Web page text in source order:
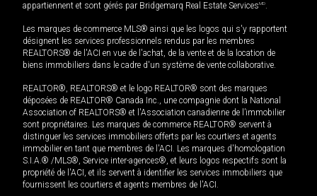
appartiennent et sont gérés par Bridgemarq Real Estate ServicesMD.
Les marques de commerce MLS® ainsi que les logos qui s'y rapportent
désignent les services professionnels rendus par les membres
REALTORS® de l'ACI en vue de l'achat, de la vente et de la location de
biens immobiliers dans le cadre d'un système de vente collaborative.
REALTOR®, REALTORS® et le logo REALTOR® sont des marques
déposées de REALTOR® Canada Inc., une compagnie dont la National
Association of REALTORS® et l'Association canadienne de l’immobilier
sont propriétaires. Les marques de commerce REALTOR® servent à
distinguer les services immobiliers offerts par les courtiers et agents
immobilier en tant que membres de l'ACI. Les marques d'homologation
S.I.A.® /MLS®, Service inter-agences®, et leurs logos respectifs sont la
propriété de l'ACI, et ils servent à identifier les services immobiliers que
fournissent les courtiers et agents membres de l'ACI.